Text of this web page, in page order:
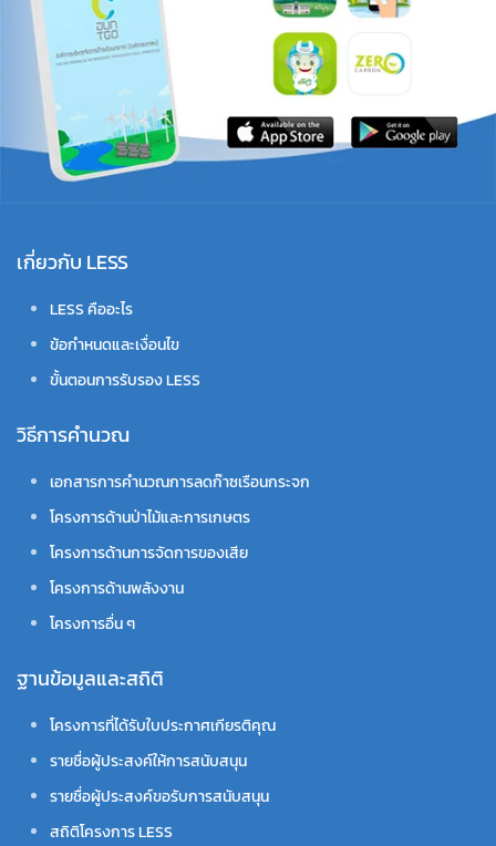
เกี่ยวกับ LESS
LESS คืออะไร
ข้อกำหนดและเงื่อนไข
ขั้นตอนการรับรอง LESS
วิธีการคำนวณ
เอกสารการคำนวณการลดก๊าซเรือนกระจก
โครงการด้านป่าไม้และการเกษตร
โครงการด้านการจัดการของเสีย
โครงการด้านพลังงาน
โครงการอื่น ๆ
ฐานข้อมูลและสถิติ
โครงการที่ได้รับใบประกาศเกียรติคุณ
รายชื่อผู้ประสงค์ให้การสนับสนุน
รายชื่อผู้ประสงค์ขอรับการสนับสนุน
สถิติโครงการ LESS